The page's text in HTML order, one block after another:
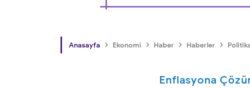
Anasayfa › Ekonomi › Haber › Haberler ›
Enflasyona